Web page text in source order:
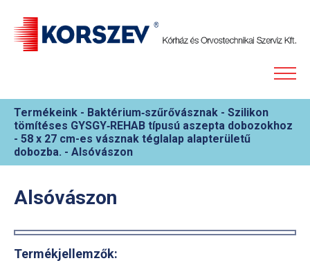
Termékeink - Baktérium‐szűrővásznak - Szilikon
tömítéses GYSGY‐REHAB típusú aszepta dobozokhoz
- 58 x 27 cm-es vásznak téglalap alapterületű
dobozba. - Alsóvászon
Alsóvászon
Termékjellemzők: